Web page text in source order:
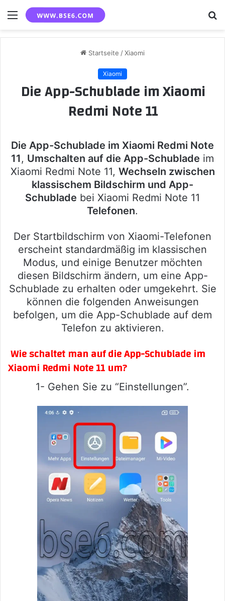
Menü
Startseite /Xiaomi
Xiaomi
Die App-Schublade im Xiaomi
Redmi Note 11
Die App-Schublade im Xiaomi Redmi Note
11, Umschalten auf die App-Schublade im
Xiaomi Redmi Note 11, Wechseln zwischen
klassischem Bildschirm und App-
Schublade bei Xiaomi Redmi Note 11
Telefonen.
Der Startbildschirm von Xiaomi-Telefonen
erscheint standardmäßig im klassischen
Modus, und einige Benutzer möchten
diesen Bildschirm ändern, um eine App-
Schublade zu erhalten oder umgekehrt. Sie
können die folgenden Anweisungen
befolgen, um die App-Schublade auf dem
Telefon zu aktivieren.
Wie schaltet man auf die App-Schublade im
Xiaomi Redmi Note 11 um?
1- Gehen Sie zu “Einstellungen”.